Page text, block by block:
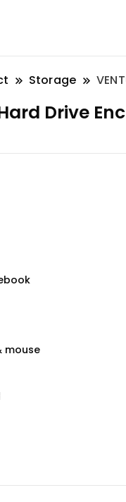
Storage
Drive
mouse